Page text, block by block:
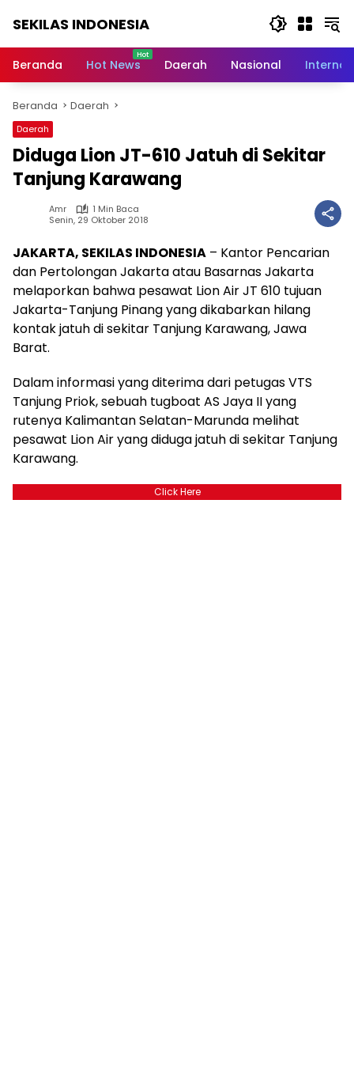
SEKILAS INDONESIA
Terkini,
Latest
World,
Headlines,
News
Today
Beranda Hot News Daerah Nasional
Beranda Daerah
Daerah
Diduga Lion JT-610 Jatuh di Sekitar
Tanjung Karawang
Amr
1 Min Baca
Senin, 29 Oktober 2018
JAKARTA, SEKILAS INDONESIA – Kantor Pencarian
dan Pertolongan Jakarta atau Basarnas Jakarta
melaporkan bahwa pesawat Lion Air JT 610 tujuan
Jakarta-Tanjung Pinang yang dikabarkan hilang
kontak jatuh di sekitar Tanjung Karawang, Jawa
Barat.
Dalam informasi yang diterima dari petugas VTS
Tanjung Priok, sebuah tugboat AS Jaya II yang
rutenya Kalimantan Selatan-Marunda melihat
pesawat Lion Air yang diduga jatuh di sekitar Tanjung
Karawang.
Click Here